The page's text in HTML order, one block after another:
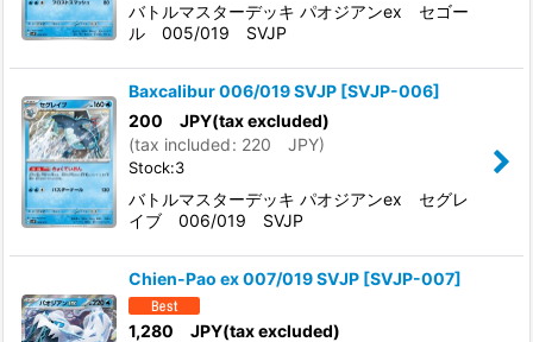
バトルマスターデッキ パオジアンex セゴー
ル 005/019 SVJP
Baxcalibur 006/019 SVJP [SVJP-006]
200 JPY(tax excluded)
(tax included: 220 JPY)
Stock:3
バトルマスターデッキ パオジアンex セグレ
イブ 006/019 SVJP
Chien-Pao ex 007/019 SVJP [SVJP-007]
1,280 JPY(tax excluded)